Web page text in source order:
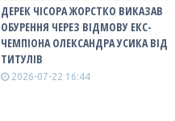
ДЕРЕК ЧІСОРА ЖОРСТКО ВИКАЗАВ
ОБУРЕННЯ ЧЕРЕЗ ВІДМОВУ ЕКС-
ЧЕМПІОНА ОЛЕКСАНДРА УСИКА ВІД
ТИТУЛІВ
2026-07-22 16:44